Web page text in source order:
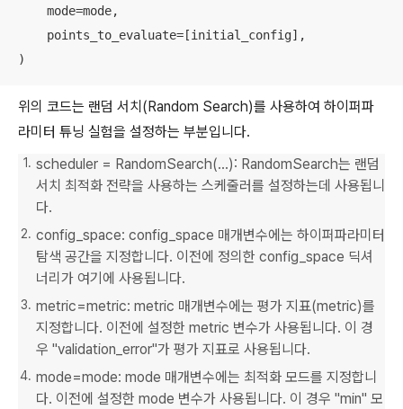
    mode=mode,
    points_to_evaluate=[initial_config],
)
위의 코드는 랜덤 서치(Random Search)를 사용하여 하이퍼파
라미터 튜닝 실험을 설정하는 부분입니다.
scheduler = RandomSearch(...): RandomSearch는 랜덤
서치 최적화 전략을 사용하는 스케줄러를 설정하는데 사용됩니
다.
config_space: config_space 매개변수에는 하이퍼파라미터
탐색 공간을 지정합니다. 이전에 정의한 config_space 딕셔
너리가 여기에 사용됩니다.
metric=metric: metric 매개변수에는 평가 지표(metric)를
지정합니다. 이전에 설정한 metric 변수가 사용됩니다. 이 경
우 "validation_error"가 평가 지표로 사용됩니다.
mode=mode: mode 매개변수에는 최적화 모드를 지정합니
다. 이전에 설정한 mode 변수가 사용됩니다. 이 경우 "min" 모